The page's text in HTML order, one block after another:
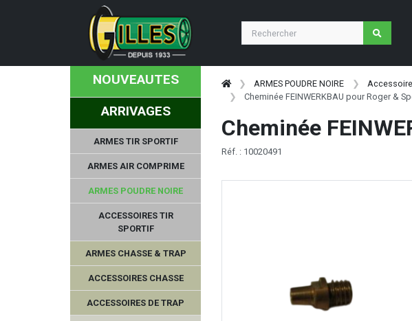
NOUVEAUTES
ARRIVAGES
ARMES TIR SPORTIF
ARMES AIR COMPRIME
ARMES POUDRE NOIRE
ACCESSOIRES TIR
SPORTIF
ARMES CHASSE & TRAP
ACCESSOIRES CHASSE
ACCESSOIRES DE TRAP
ARMES POUDRE NOIRE
Cheminée FEINWERKBAU pour Roger &
Cheminée
Réf. : 10020491